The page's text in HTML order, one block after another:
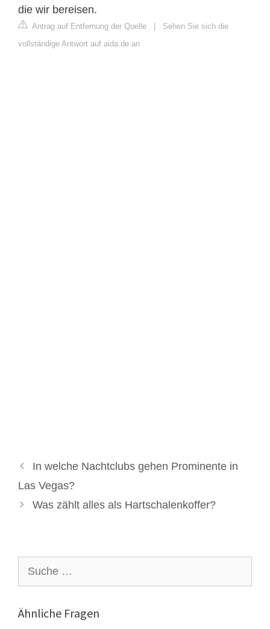
die wir bereisen.
Antrag auf Entfernung der Quelle | Sehen Sie sich die
vollständige Antwort auf aida.de an
In welche Nachtclubs gehen Prominente in
Las Vegas?
Was zählt alles als Hartschalenkoffer?
nach:
Ähnliche Fragen